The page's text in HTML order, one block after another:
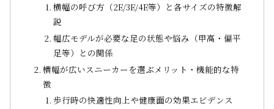
横幅の呼び方（2E/3E/4E等）と各サイズの特徴解
説
幅広モデルが必要な足の状態や悩み（甲高・偏平
足等）との関係
横幅が広いスニーカーを選ぶメリット・機能的な特
徴
歩行時の快適性向上や健康面の効果エビデンス